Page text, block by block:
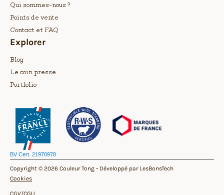
Qui sommes-nous ?
Points de vente
Contact et FAQ
Explorer
Blog
Le coin presse
Portfolio
BV Cert. 21970978
Copyright © 2026 Couleur Tong - Développé par LesBonsTech
Cookies